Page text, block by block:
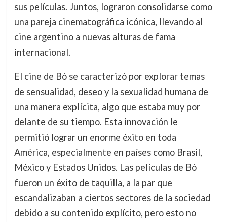
sus películas. Juntos, lograron consolidarse como
una pareja cinematográfica icónica, llevando al
cine argentino a nuevas alturas de fama
internacional.
El cine de Bó se caracterizó por explorar temas
de sensualidad, deseo y la sexualidad humana de
una manera explícita, algo que estaba muy por
delante de su tiempo. Esta innovación le
permitió lograr un enorme éxito en toda
América, especialmente en países como Brasil,
México y Estados Unidos. Las películas de Bó
fueron un éxito de taquilla, a la par que
escandalizaban a ciertos sectores de la sociedad
debido a su contenido explícito, pero esto no